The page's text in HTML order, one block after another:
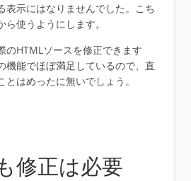
表示にはなりませんでした。こち
使うようにします。
のHTMLソースを修正できます
機能でほぼ満足しているので、直
はめったに無いでしょう。
修正は必要